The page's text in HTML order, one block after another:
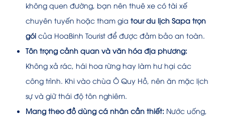
không quen đường, bạn nên thuê xe có tài xế
chuyên tuyến hoặc tham gia tour du lịch Sapa trọn
gói của HoaBinh Tourist để được đảm bảo an toàn.
Tôn trọng cảnh quan và văn hóa địa phương:
Không xả rác, hái hoa rừng hay làm hư hại các
công trình. Khi vào chùa Ô Quy Hồ, nên ăn mặc lịch
sự và giữ thái độ tôn nghiêm.
Mang theo đồ dùng cá nhân cần thiết: Nước uống,